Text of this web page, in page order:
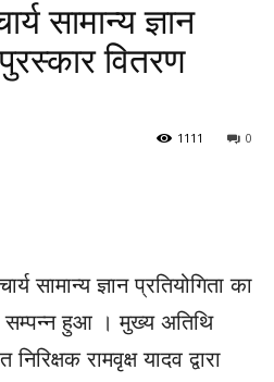
सामान्य ज्ञान
वितरण
0
1111
सामान्य ज्ञान प्रतियोगिता का
सम्पन्न हुआ । मुख्य अतिथि
रामवृक्ष यादव द्वारा